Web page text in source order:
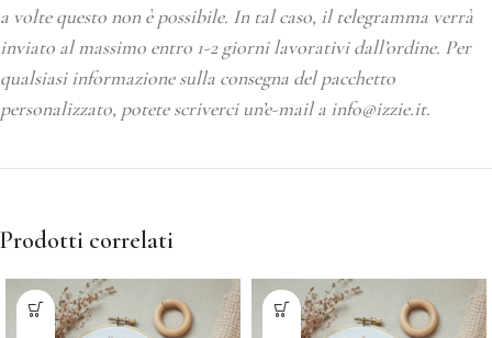
a volte questo non è possibile. In tal caso, il telegramma verrà
inviato al massimo entro 1-2 giorni lavorativi dall’ordine. Per
qualsiasi informazione sulla consegna del pacchetto
personalizzato, potete scriverci un’e-mail a info@izzie.it.
Prodotti correlati